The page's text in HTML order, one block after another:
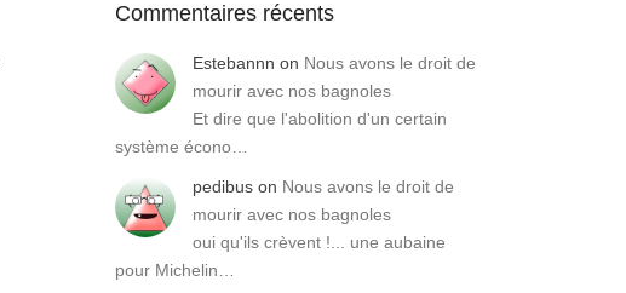
Commentaires récents
Estebannn on Nous avons le droit de
mourir avec nos bagnoles
Et dire que l'abolition d'un certain
système écono…
pedibus on Nous avons le droit de
mourir avec nos bagnoles
oui qu'ils crèvent !... une aubaine
pour Michelin…